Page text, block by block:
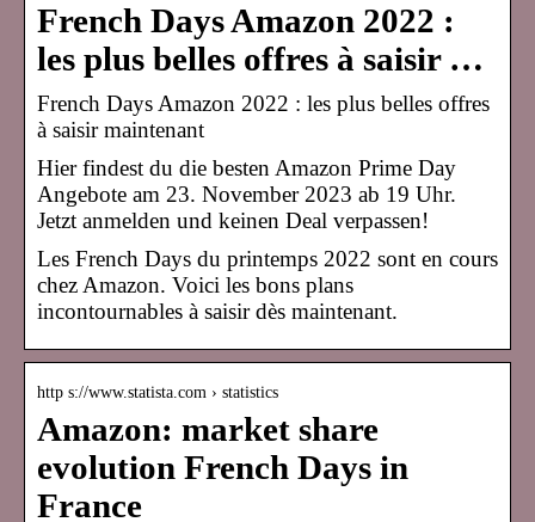
French Days Amazon 2022 :
les plus belles offres à saisir …
French Days Amazon 2022 : les plus belles offres
à saisir maintenant
Hier findest du die besten Amazon Prime Day
Angebote am 23. November 2023 ab 19 Uhr.
Jetzt anmelden und keinen Deal verpassen!
Les French Days du printemps 2022 sont en cours
chez Amazon. Voici les bons plans
incontournables à saisir dès maintenant.
http s://www.statista.com › statistics
Amazon: market share
evolution French Days in
France